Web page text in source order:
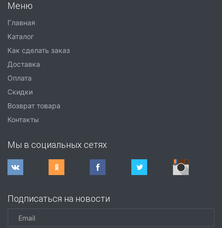
Меню
Главная
Каталог
Как сделать заказ
Доставка
Оплата
Скидки
Возврат товара
Контакты
Мы в социальных сетях
Подписаться на новости